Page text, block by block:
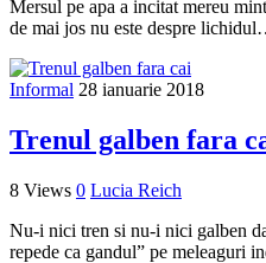
Mersul pe apa a incitat mereu
de mai jos nu este despre
Informal 28 ianuarie 2018
Trenul galben fara
8 Views 0 Lucia Reich
Nu-i nici tren si nu-i nici galben
repede ca gandul” pe meleaguri